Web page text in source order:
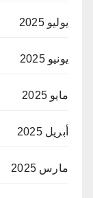
يوليو 2025
يونيو 2025
مايو 2025
أبريل 2025
مارس 2025